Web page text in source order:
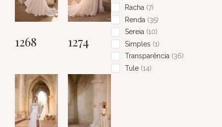
Racha 7
Renda
35
Sereia 10
Simples 1
Transparência 36
Tule 14
1268 1274